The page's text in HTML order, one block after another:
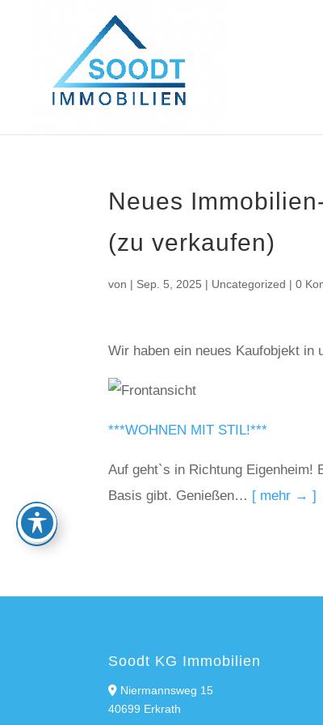
Neues
(zu verkaufen)
von | Sep. 5, 2025 | Uncategorized |0
Wir haben ein neues Kaufobjekt in
***WOHNEN MIT STIL!***
Auf geht`s in Richtung Eigenheim!
Basis gibt. Genießen… [ mehr → ]
Soodt KG Immobilien
Niermannsweg 15
40699 Erkrath